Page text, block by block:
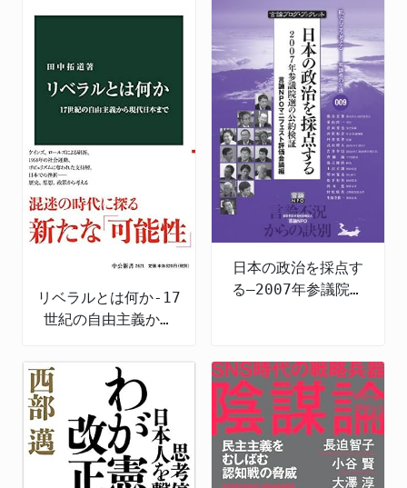
リベラルとは何か-17
世紀の自由主義から
日本の政治を採点す
る―2007年参議院選